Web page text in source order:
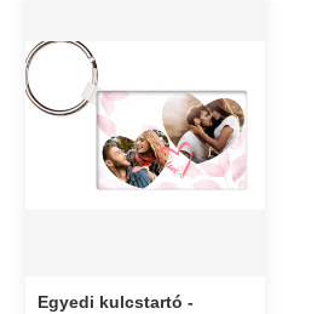
Egyedi kulcstartó -